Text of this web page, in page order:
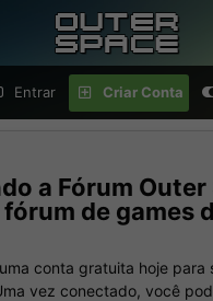
Entrar Criar Conta
Fórum Outer
de games
conta gratuita hoje para
vez conectado, você